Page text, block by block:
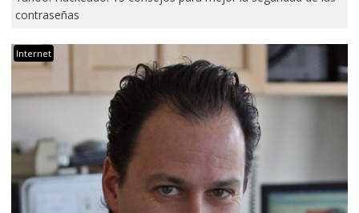
contraseñas
Internet